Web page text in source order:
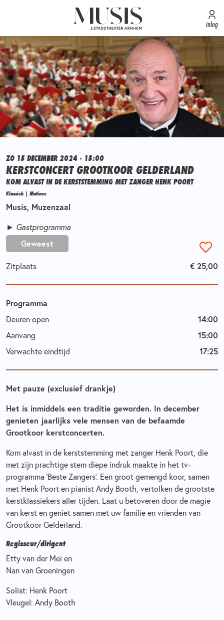
inlog
Het is inmiddels een traditie geworden. In december
genieten jaarlijks vele mensen van de befaamde
Grootkoor kerstconcerten.
Kom alvast in de kerststemming met zanger Henk Poort, die
met zijn prachtige stem diepe indruk maakte in het tv-
programma ‘Beste Zangers’. Een groot gemengd koor, samen
met Henk Poort en pianist Andy Booth, vertolken de grootste
kerstklassiekers aller tijden. Laat u betoveren door de magie
van kerst en geniet samen met uw familie en vrienden van
Grootkoor Gelderland.
Regisseur/dirigent
Etty van der Mei en
Nan van Groeningen
Solist: Henk Poort
Vleugel: Andy Booth
ZO 15 DECEMBER 2024 - 15:00
KERSTCONCERT GROOTKOOR GELDERLAND
KOM ALVAST IN DE KERSTSTEMMING MET ZANGER HENK POORT
Klassiek | Matinee
Musis, Muzenzaal
► Gastprogramma
Geweest
Zitplaats € 25,00
Programma
Deuren open
Aanvang
Verwachte eindtijd
14:00
15:00
17:25
Met pauze (exclusief drankje)